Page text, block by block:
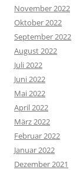
November 2022
Oktober 2022
September 2022
August 2022
Juli 2022
Juni 2022
Mai 2022
April 2022
März 2022
Februar 2022
Januar 2022
Dezember 2021